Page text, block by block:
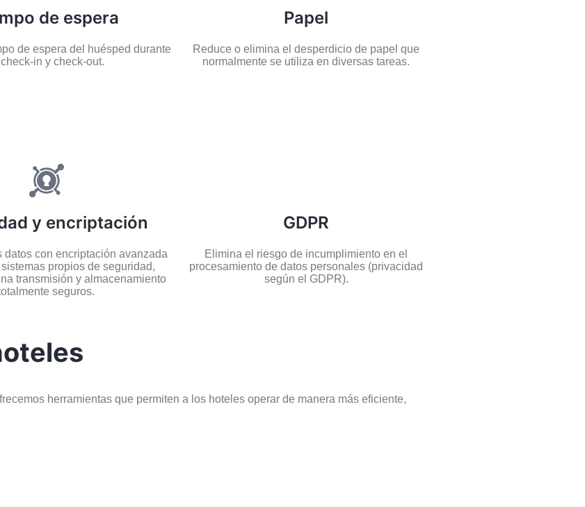
de espera
de espera del huésped durante
in y check-out.
Papel
Reduce o elimina el desperdicio de papel que
normalmente se utiliza en diversas tareas.
y encriptación
datos con encriptación avanzada
propios de seguridad,
transmisión y almacenamiento
seguros.
GDPR
Elimina el riesgo de incumplimiento en el
procesamiento de datos personales (privacidad
según el GDPR).
herramientas que permiten a los hoteles operar de manera más eficiente,